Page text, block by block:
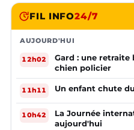
FIL INFO24/7
AUJOURD'HUI
12h02
Gard : une retraite
chien policier
11h11 Un enfant chute
10h42
La Journée
aujourd'hui